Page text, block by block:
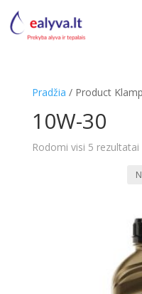
Pradžia / Product
10W-30
Rodomi visi 5 rezultatai